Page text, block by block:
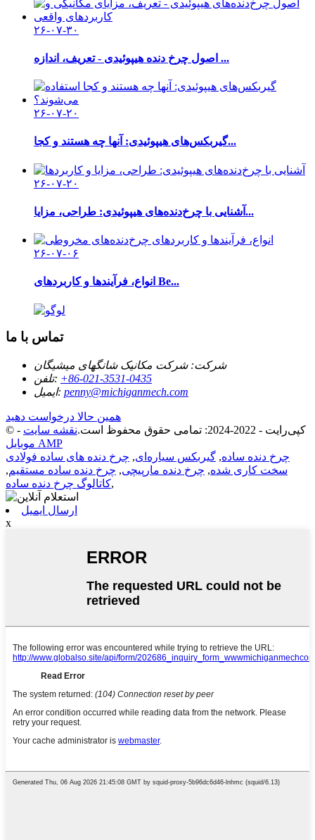
۲۶-۰۷-۳۰
اصول چرخ دنده هیپوئیدی - تعریف، اندازه ...
۲۶-۰۷-۲۰
گیربکس‌های هیپوئیدی: آنها چه هستند و کجا...
۲۶-۰۷-۲۰
آشنایی با چرخ‌دنده‌های هیپوئیدی: طراحی، مزایا...
۲۶-۰۷-۰۶
انواع، فرآیندها و کاربردهای Be...
تماس با ما
شرکت: شرکت مکانیک شانگهای میشیگان
تلفن: ‎+86-021-3531-0435‎
ایمیل: penny@michiganmech.com
همین حالا درخواست دهید
© کپی‌رایت - 2022-2024: تمامی حقوق محفوظ است.
نقشه سایت -
موبایل AMP
چرخ دنده ساده, گیربکس سیاره‌ای, چرخ دنده های ساده فولادی
سخت کاری شده, چرخ دنده مارپیچی, چرخ دنده ساده مستقیم,
کاتالوگ چرخ دنده ساده,
ارسال ایمیل
x